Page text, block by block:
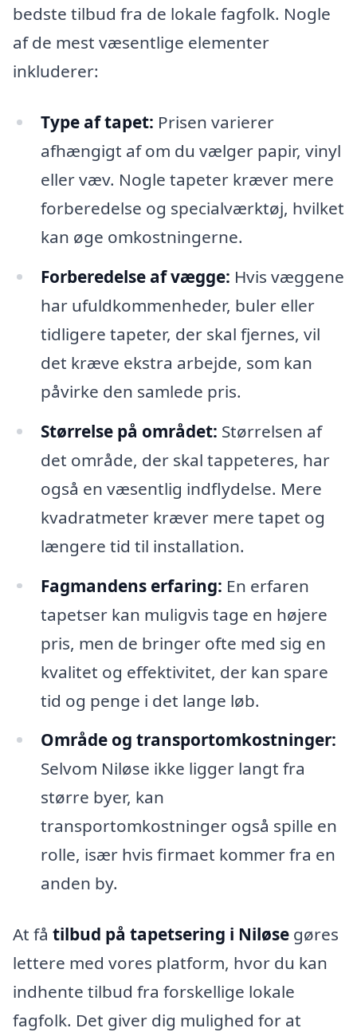
bedste tilbud fra de lokale fagfolk. Nogle
af de mest væsentlige elementer
inkluderer:
Type af tapet: Prisen varierer
afhængigt af om du vælger papir, vinyl
eller væv. Nogle tapeter kræver mere
forberedelse og specialværktøj, hvilket
kan øge omkostningerne.
Forberedelse af vægge: Hvis væggene
har ufuldkommenheder, buler eller
tidligere tapeter, der skal fjernes, vil
det kræve ekstra arbejde, som kan
påvirke den samlede pris.
Størrelse på området: Størrelsen af
det område, der skal tappeteres, har
også en væsentlig indflydelse. Mere
kvadratmeter kræver mere tapet og
længere tid til installation.
Fagmandens erfaring: En erfaren
tapetser kan muligvis tage en højere
pris, men de bringer ofte med sig en
kvalitet og effektivitet, der kan spare
tid og penge i det lange løb.
Område og transportomkostninger:
Selvom Niløse ikke ligger langt fra
større byer, kan
transportomkostninger også spille en
rolle, især hvis firmaet kommer fra en
anden by.
At få tilbud på tapetsering i Niløse gøres
lettere med vores platform, hvor du kan
indhente tilbud fra forskellige lokale
fagfolk. Det giver dig mulighed for at